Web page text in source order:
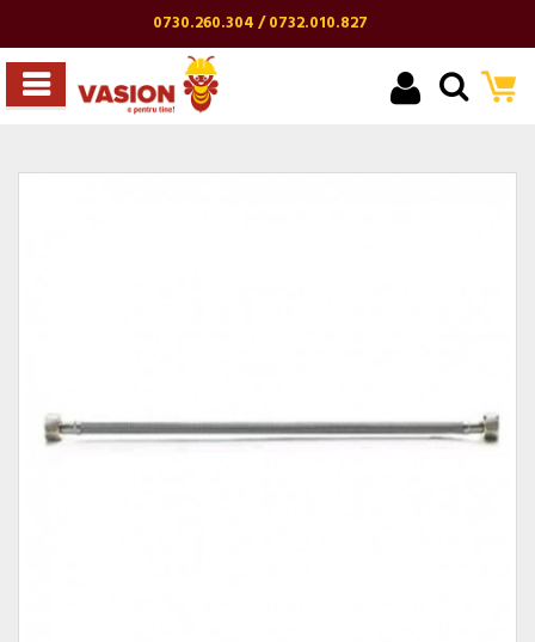
0730.260.304 / 0732.010.827